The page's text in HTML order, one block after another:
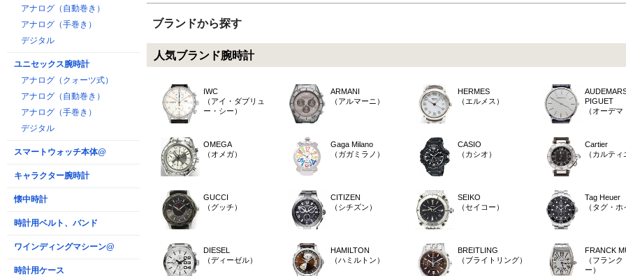
ブランドから探す
人気ブランド腕時計
IWC
（アイ・ダブリュ
ー・シー）
ARMANI
（アルマーニ）
HERMES
（エルメス）
PIGUET
（オーデマ
OMEGA
（オメガ）
Gaga Milano
（ガガミラノ）
CASIO
（カシオ）
Cartier
（カルティ
GUCCI
（グッチ）
CITIZEN
（シチズン）
SEIKO
（セイコー）
Tag Heuer
（タグ・ホ
DIESEL
（ディーゼル）
HAMILTON
（ハミルトン）
BREITLING
（ブライトリング）
FRANCK
（フランク
ー）
アナログ（自動巻き）
アナログ（手巻き）
デジタル
ユニセックス腕時計
アナログ（クォーツ式）
アナログ（自動巻き）
アナログ（手巻き）
デジタル
スマートウォッチ本体@
キャラクター腕時計
懐中時計
時計用ベルト、バンド
ワインディングマシーン@
時計用ケース